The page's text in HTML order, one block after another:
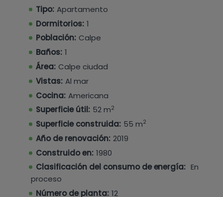
está conectado a una cafetería muy conocida.
Esta propiedad será una excelente casa de
vacaciones, residencia permanente o inversión.
¡No te pierdas la oportunidad de ver esta
propiedad! ¡Contáctanos en Hamiltons hoy!
Tipo: Apartamento
Dormitorios: 1
Población: Calpe
Baños: 1
Área: Calpe ciudad
Vistas: Al mar
Cocina: Americana
Superficie útil: 52 m2
Superficie construida: 55 m2
Año de renovación: 2019
Construido en: 1980
Clasificación del consumo de energía: En
proceso
Número de planta: 12